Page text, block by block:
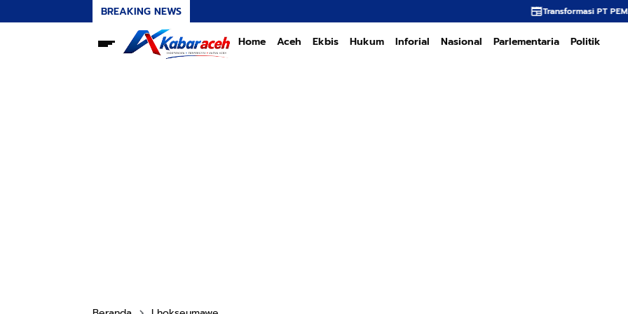
BREAKING NEWS Transformasi PT PEMA Memerlukan
Home Aceh Ekbis Hukum Inforial Nasional Parlementaria Politik